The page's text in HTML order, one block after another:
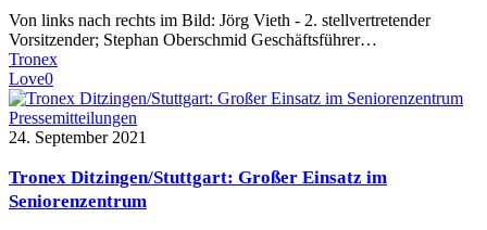
Von links nach rechts im Bild: Jörg Vieth - 2. stellvertretender
Vorsitzender; Stephan Oberschmid Geschäftsführer…
Tronex
Love0
Pressemitteilungen
24. September 2021
Tronex Ditzingen/Stuttgart: Großer Einsatz im
Seniorenzentrum